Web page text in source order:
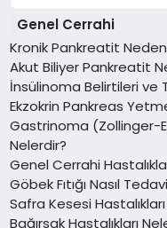
Genel Cerrahi
Kronik Pankreatit
Akut Biliyer Pankreatit
İnsülinoma Belirtileri ve
Ekzokrin Pankreas
Gastrinoma (Zollinger-
Nelerdir?
Genel Cerrahi
Göbek Fıtığı Nasıl
Safra Kesesi
Bağırsak Hastalıkları